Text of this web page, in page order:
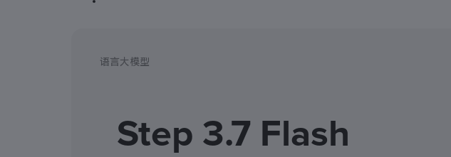
语言大模型
Step 3.7 Flash